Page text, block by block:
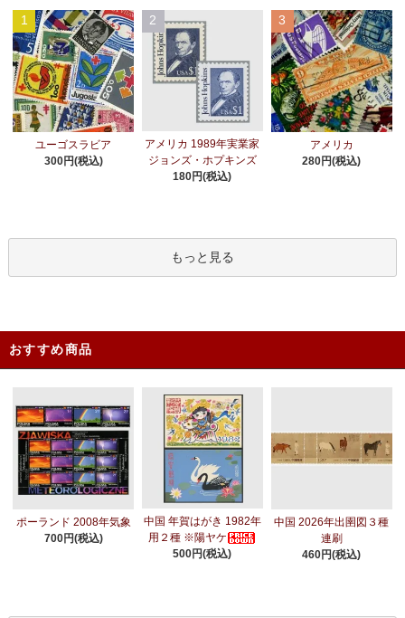
1
ユーゴスラビア
300円(税込)
2
アメリカ 1989年実業家
ジョンズ・ホプキンズ
180円(税込)
3
アメリカ
280円(税込)
もっと見る
おすすめ商品
ポーランド 2008年気象
700円(税込)
中国 年賀はがき 1982年
用２種 ※陽ヤケ
500円(税込)
中国 2026年出圉図３種
連刷
460円(税込)